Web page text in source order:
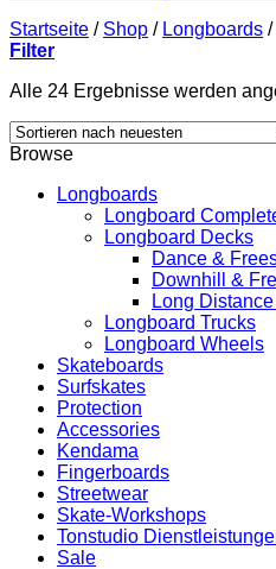
Startseite / Shop / Longboards /
Filter
Alle 24 Ergebnisse werden
Browse
Longboards
Longboard
Longboard Decks
Dance &
Downhill &
Long
Longboard Trucks
Longboard Wheels
Skateboards
Surfskates
Protection
Accessories
Kendama
Fingerboards
Streetwear
Skate-Workshops
Tonstudio
Sale